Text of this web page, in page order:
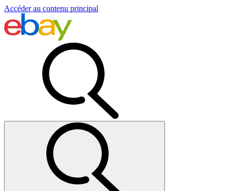
Accéder au contenu principal